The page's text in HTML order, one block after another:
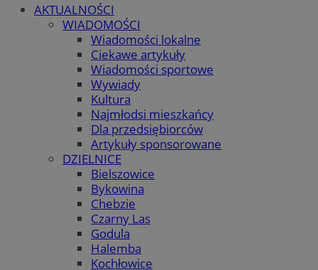
AKTUALNOŚCI
WIADOMOŚCI
Wiadomości lokalne
Ciekawe artykuły
Wiadomości sportowe
Wywiady
Kultura
Najmłodsi mieszkańcy
Dla przedsiębiorców
Artykuły sponsorowane
DZIELNICE
Bielszowice
Bykowina
Chebzie
Czarny Las
Godula
Halemba
Kochłowice